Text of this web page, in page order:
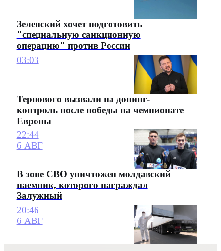
Зеленский хочет подготовить
"специальную санкционную
операцию" против России
03:03
Тернового вызвали на допинг-
контроль после победы на чемпионате
Европы
22:44
6 АВГ
В зоне СВО уничтожен молдавский
наемник, которого награждал
Залужный
20:46
6 АВГ